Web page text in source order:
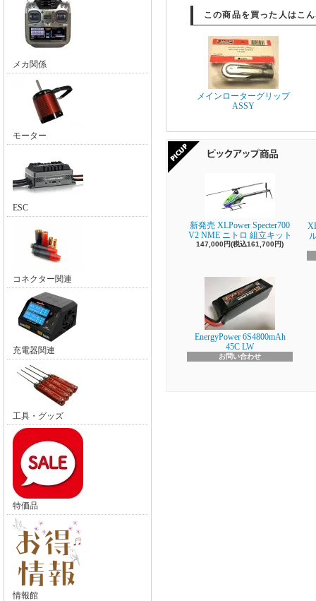
メカ関係
モーター
ESC
コネクター関連
充電器関連
工具・グッズ
特価品
情報館
この商品を買った人はこ
メインローターグリップ
ASSY
新発売 XLPower Specter700
V2 NME ニトロ 組立キット
147,000円(税込161,700円)
EnergyPower 6S4800mAh
45C LW
お問い合わせ